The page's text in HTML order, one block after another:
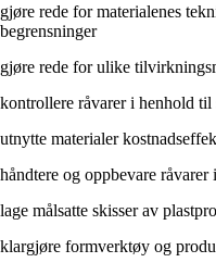
gjøre rede for materialenes
begrensninger
gjøre rede for ulike
kontrollere råvarer i henhold til
utnytte materialer
håndtere og oppbevare
lage målsatte skisser av
klargjøre formverktøy og